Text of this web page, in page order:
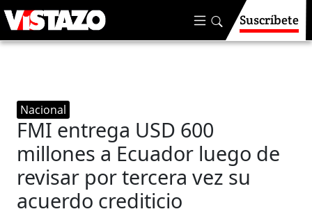
Suscríbete
Nacional
FMI entrega USD 600
millones a Ecuador luego de
revisar por tercera vez su
acuerdo crediticio